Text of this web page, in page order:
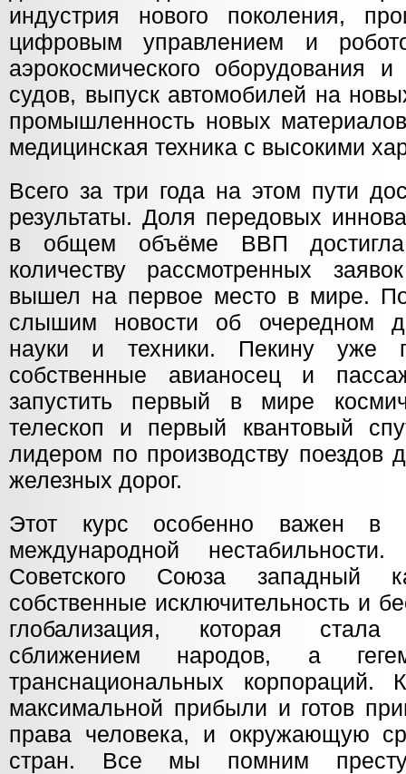
индустрия нового поколения,
цифровым управлением и
аэрокосмического оборудования и
судов, выпуск автомобилей на
промышленность новых
медицинская техника с высокими
Всего за три года на этом пути
результаты. Доля передовых
в общем объёме ВВП
количеству рассмотренных
вышел на первое место в мире.
слышим новости об очередном
науки и техники. Пекину уже
собственные авианосец и
запустить первый в мире
телескоп и первый квантовый
лидером по производству поездов
железных дорог.
Этот курс особенно важен в
международной
Советского Союза западный
собственные исключительность и
глобализация, которая
сближением народов, а
транснациональных корпораций.
максимальной прибыли и готов
права человека, и окружающую
стран. Все мы помним